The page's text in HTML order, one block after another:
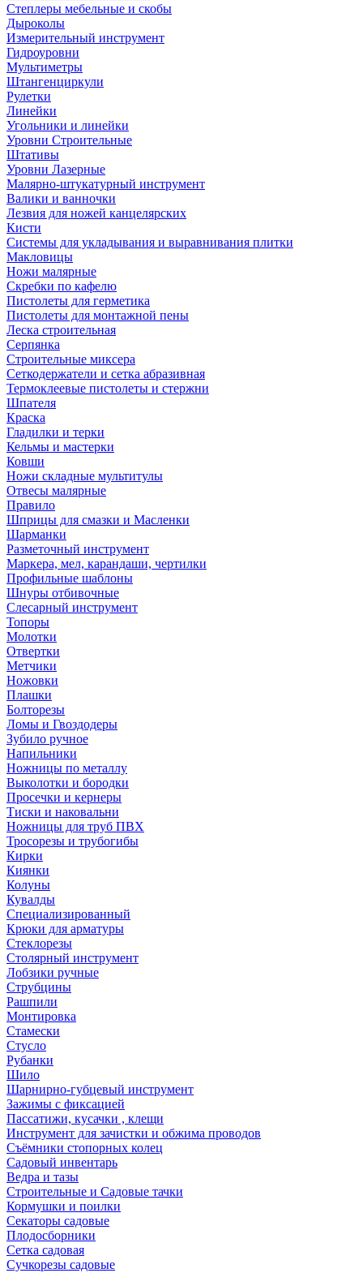
Степлеры мебельные и скобы
Дыроколы
Измерительный инструмент
Гидроуровни
Мультиметры
Штангенциркули
Рулетки
Линейки
Угольники и линейки
Уровни Строительные
Штативы
Уровни Лазерные
Малярно-штукатурный инструмент
Валики и ванночки
Лезвия для ножей канцелярских
Кисти
Системы для укладывания и выравнивания плитки
Макловицы
Ножи малярные
Скребки по кафелю
Пистолеты для герметика
Пистолеты для монтажной пены
Леска строительная
Серпянка
Строительные миксера
Сеткодержатели и сетка абразивная
Термоклеевые пистолеты и стержни
Шпателя
Краска
Гладилки и терки
Кельмы и мастерки
Ковши
Ножи складные мультитулы
Отвесы малярные
Правило
Шприцы для смазки и Масленки
Шарманки
Разметочный инструмент
Маркера, мел, карандаши, чертилки
Профильные шаблоны
Шнуры отбивочные
Слесарный инструмент
Топоры
Молотки
Отвертки
Метчики
Ножовки
Плашки
Болторезы
Ломы и Гвоздодеры
Зубило ручное
Напильники
Ножницы по металлу
Выколотки и бородки
Просечки и кернеры
Тиски и наковальни
Ножницы для труб ПВХ
Тросорезы и трубогибы
Кирки
Киянки
Колуны
Кувалды
Специализированный
Крюки для арматуры
Стеклорезы
Столярный инструмент
Лобзики ручные
Струбцины
Рашпили
Монтировка
Стамески
Стусло
Рубанки
Шило
Шарнирно-губцевый инструмент
Зажимы с фиксацией
Пассатижи, кусачки , клещи
Инструмент для зачистки и обжима проводов
Съёмники стопорных колец
Садовый инвентарь
Ведра и тазы
Строительные и Садовые тачки
Кормушки и поилки
Секаторы садовые
Плодосборники
Сетка садовая
Сучкорезы садовые